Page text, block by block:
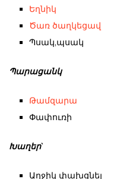
Եղնիկ
Ծառ ծաղկեցավ
Պսակ,պսակ
Պարացանկ
Թամզարա
Փափուռի
Խաղեր`
Աղջիկ փախցնել